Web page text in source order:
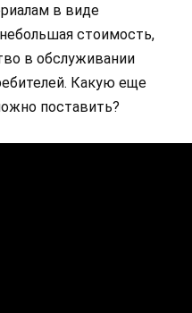
в виде
стоимость,
в обслуживании
Какую еще
поставить?